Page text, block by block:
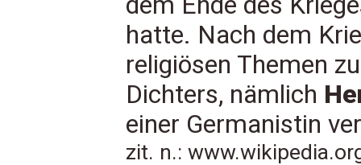
hatte. Nach dem
religiösen Themen
Dichters, nämlich
einer Germanistin
zit. n.: